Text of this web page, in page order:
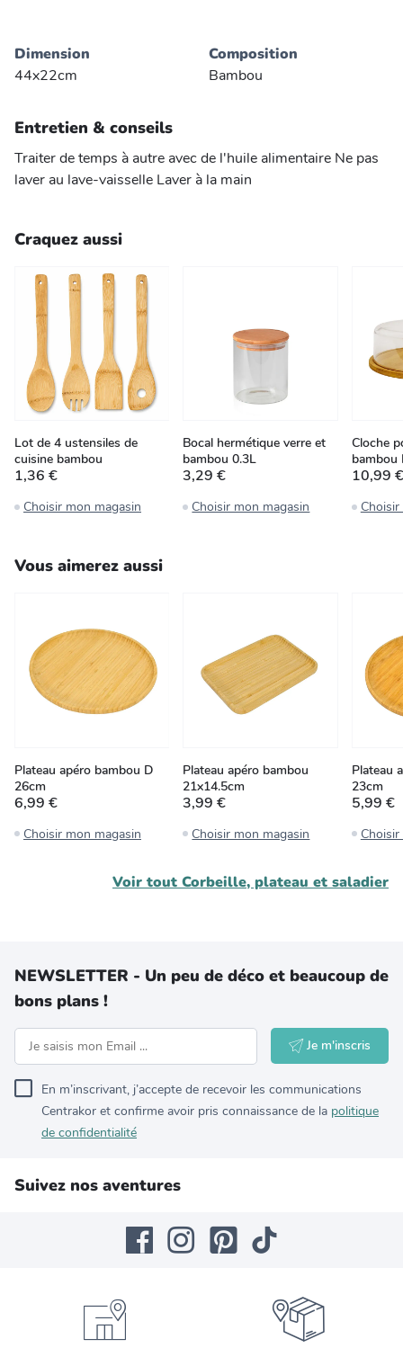
Dimension
44x22cm
Composition
Bambou
Entretien & conseils
Traiter de temps à autre avec de l'huile alimentaire Ne pas
laver au lave-vaisselle Laver à la main
Craquez aussi
Lot de 4 ustensiles de
cuisine bambou
1,36 €
Choisir mon magasin
Bocal hermétique verre et
bambou 0.3L
3,29 €
Choisir mon magasin
Cloche
bambou
10,99 €
Vous aimerez aussi
Plateau apéro bambou D
26cm
6,99 €
Choisir mon magasin
Plateau apéro bambou
21x14.5cm
3,99 €
Choisir mon magasin
Plateau
23cm
5,99 €
Voir tout Corbeille, plateau et saladier
NEWSLETTER - Un peu de déco et beaucoup de
bons plans !
Je m'inscris
En m’inscrivant, j’accepte de recevoir les communications
Centrakor et confirme avoir pris connaissance de la politique
de confidentialité
Suivez nos aventures